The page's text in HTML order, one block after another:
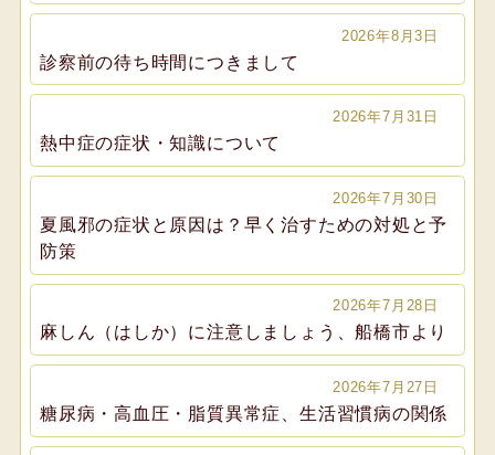
2026年8月3日
診察前の待ち時間につきまして
2026年7月31日
熱中症の症状・知識について
2026年7月30日
夏風邪の症状と原因は？早く治すための対処と予
防策
2026年7月28日
麻しん（はしか）に注意しましょう、船橋市より
2026年7月27日
糖尿病・高血圧・脂質異常症、生活習慣病の関係